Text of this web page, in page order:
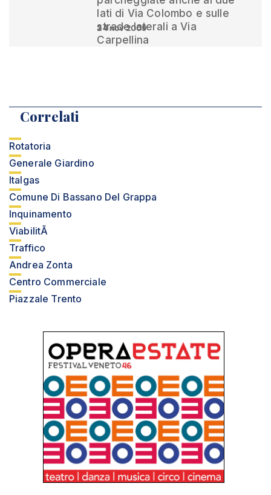
lati di Via Colombo e sulle
strade laterali a Via
Carpellina
24 nov 2009
Correlati
Rotatoria
Generale Giardino
Italgas
Comune Di Bassano Del Grappa
Inquinamento
ViabilitÃ
Traffico
Andrea Zonta
Centro Commerciale
Piazzale Trento